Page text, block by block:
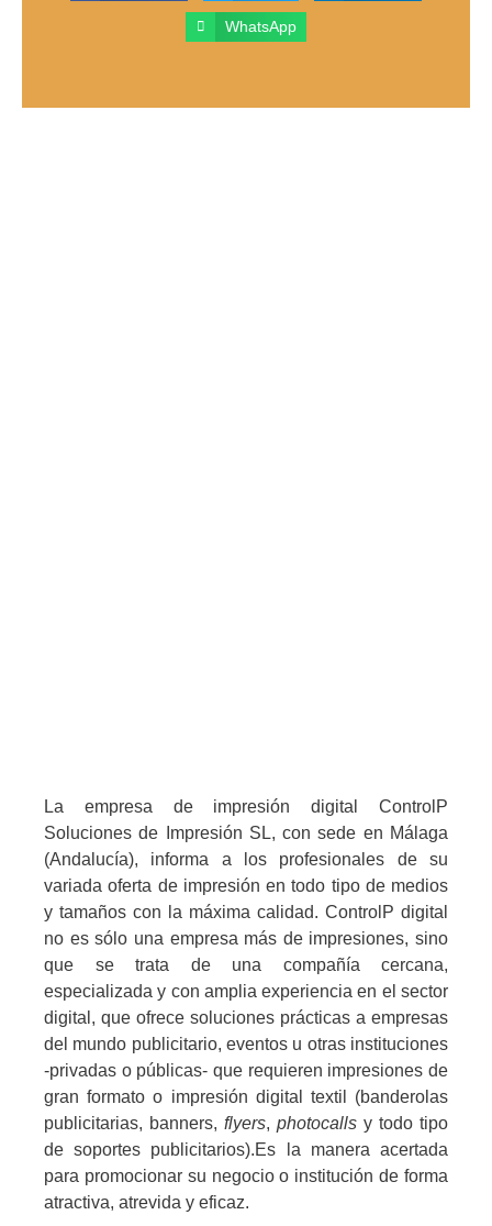
WhatsApp
La empresa de impresión digital ControlP
Soluciones de Impresión SL, con sede en Málaga
(Andalucía), informa a los profesionales de su
variada oferta de impresión en todo tipo de medios
y tamaños con la máxima calidad. ControlP digital
no es sólo una empresa más de impresiones, sino
que se trata de una compañía cercana,
especializada y con amplia experiencia en el sector
digital, que ofrece soluciones prácticas a empresas
del mundo publicitario, eventos u otras instituciones
-privadas o públicas- que requieren impresiones de
gran formato o impresión digital textil (banderolas
publicitarias, banners, flyers, photocalls y todo tipo
de soportes publicitarios).Es la manera acertada
para promocionar su negocio o institución de forma
atractiva, atrevida y eficaz.